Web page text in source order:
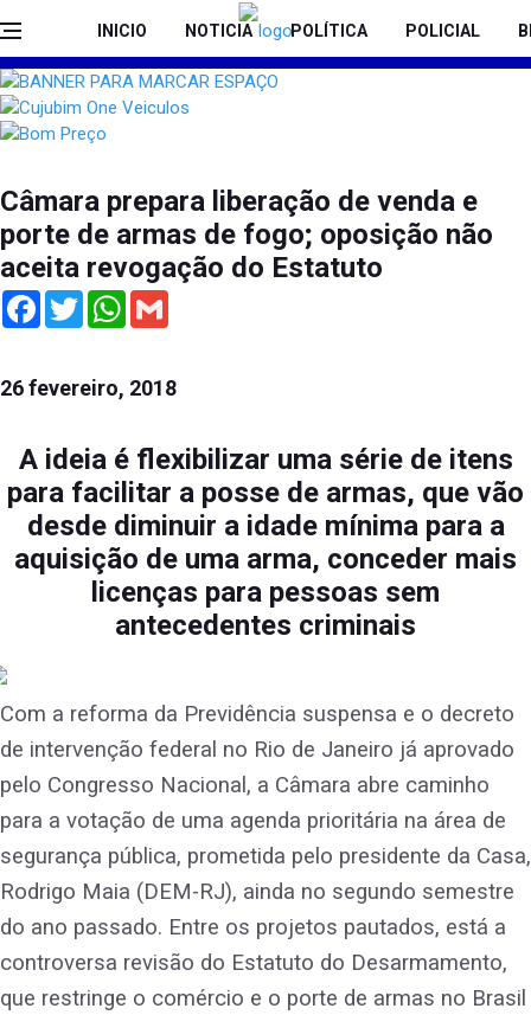
INICIO NOTICIA POLÍTICA POLICIAL
Câmara prepara liberação de venda e
porte de armas de fogo; oposição não
aceita revogação do Estatuto
Facebook
TwitterWhatsApp
26 fevereiro, 2018
A ideia é flexibilizar uma série de itens
para facilitar a posse de armas, que vão
desde diminuir a idade mínima para a
aquisição de uma arma, conceder mais
licenças para pessoas sem
antecedentes criminais
Com a reforma da Previdência suspensa e o decreto
de intervenção federal no Rio de Janeiro já aprovado
pelo Congresso Nacional, a Câmara abre caminho
para a votação de uma agenda prioritária na área de
segurança pública, prometida pelo presidente da Casa,
Rodrigo Maia (DEM-RJ), ainda no segundo semestre
do ano passado. Entre os projetos pautados, está a
controversa revisão do Estatuto do Desarmamento,
que restringe o comércio e o porte de armas no Brasil